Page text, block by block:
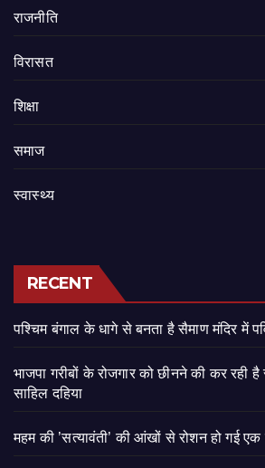
राजनीति
‍‍विरासत
शिक्षा
समाज
स्वास्थ्य
RECENT
पश्चिम बंगाल के धागे से बनता है सैमाण मंदिर में
भाजपा गरीबों के रोजगार को छीनने की कर रही
साहिल दहिया
महम की ’सत्यावंती’ की आंखों से रोशन हो गई एक